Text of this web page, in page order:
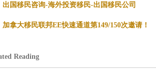
出国移民咨询-海外投资移民-出国移民公司
加拿大移民联邦EE快速通道第149/150次邀请！
Reading